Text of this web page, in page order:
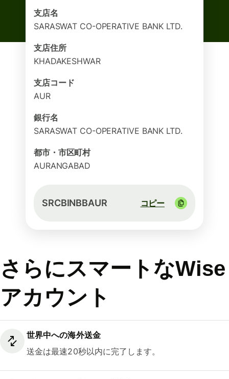
支店名
SARASWAT CO-OPERATIVE BANK LTD.
支店住所
KHADAKESHWAR
支店コード
AUR
銀行名
SARASWAT CO-OPERATIVE BANK LTD.
都市・市区町村
AURANGABAD
SRCBINBBAUR コピー
さらにスマートなWise
アカウント
世界中への海外送金
送金は最速20秒以内に完了します。